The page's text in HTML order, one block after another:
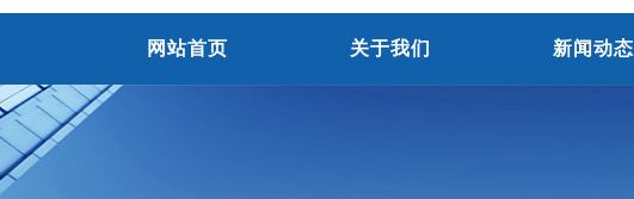
网站首页 关于我们 新闻动态